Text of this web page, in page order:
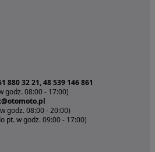
880 32 21, 48 539 146 861
godz. 08:00 - 17:00)
godz. 08:00 - 20:00)
pt. w godz. 09:00 - 17:00)